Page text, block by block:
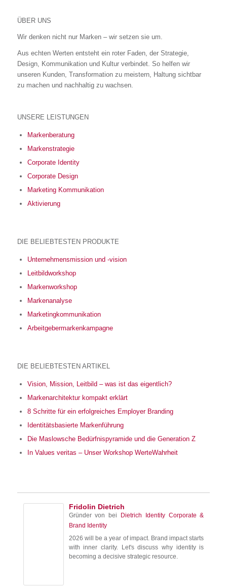
ÜBER UNS
Wir denken nicht nur Marken – wir setzen sie um.
Aus echten Werten entsteht ein roter Faden, der Strategie,
Design, Kommunikation und Kultur verbindet. So helfen wir
unseren Kunden, Transformation zu meistern, Haltung sichtbar
zu machen und nachhaltig zu wachsen.
UNSERE LEISTUNGEN
Markenberatung
Markenstrategie
Corporate Identity
Corporate Design
Marketing Kommunikation
Aktivierung
DIE BELIEBTESTEN PRODUKTE
Unternehmensmission und -vision
Leitbildworkshop
Markenworkshop
Markenanalyse
Marketingkommunikation
Arbeitgebermarkenkampagne
DIE BELIEBTESTEN ARTIKEL
Vision, Mission, Leitbild – was ist das eigentlich?
Markenarchitektur kompakt erklärt
8 Schritte für ein erfolgreiches Employer Branding
Identitätsbasierte Markenführung
Die Maslowsche Bedürfnispyramide und die Generation Z
In Values veritas – Unser Workshop WerteWahrheit
Fridolin Dietrich
Gründer von bei
Dietrich Identity Corporate &
Brand Identity
2026 will be a year of impact. Brand impact starts
with inner clarity. Let's discuss why identity is
becoming a decisive strategic resource.